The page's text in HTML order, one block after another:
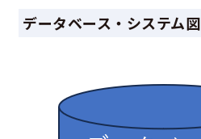
データベース・システム図